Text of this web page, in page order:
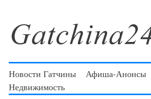
Новости Гатчины Афиша-Анонсы
Недвижимость